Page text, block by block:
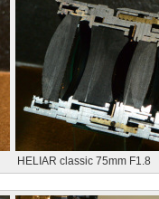
HELIAR classic 75mm F1.8